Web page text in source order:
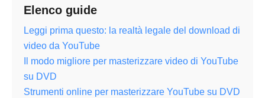
Elenco guide
Leggi prima questo: la realtà legale del download di
video da YouTube
Il modo migliore per masterizzare video di YouTube
su DVD
Strumenti online per masterizzare YouTube su DVD